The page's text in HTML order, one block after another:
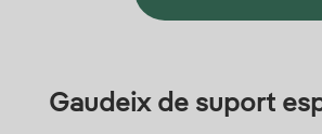
Gaudeix de suport